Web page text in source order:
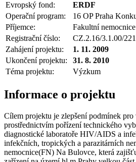
Evropský fond:
ERDF
Operační program:
16 OP Praha
Příjemce:
Fakultní
Registrační číslo:
CZ.2.16/3.1.00/
Zahájení projektu:
1. 11. 2009
Ukončení projektu:
31. 8. 2010
Téma projektu:
Výzkum
Informace o projektu
Cílem projektu je zlepšení podmínek pro
prostřednictvím pořízení technického
diagnostické laboratoře HIV/AIDS a
infekčních, tropických a parazitárních
nemocnice(FN) Na Bulovce, která